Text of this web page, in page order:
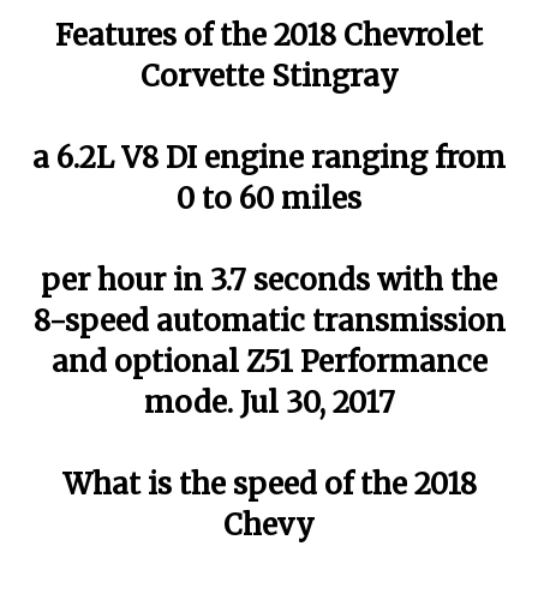
Features of the 2018 Chevrolet
Corvette Stingray
a 6.2L V8 DI engine ranging from
0 to 60 miles
per hour in 3.7 seconds with the
8-speed automatic transmission
and optional Z51 Performance
mode. Jul 30, 2017
What is the speed of the 2018
Chevy